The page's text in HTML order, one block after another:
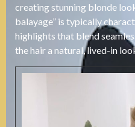
creating stunning blonde
balayage” is typically
highlights that blend
the hair a natural, lived-in